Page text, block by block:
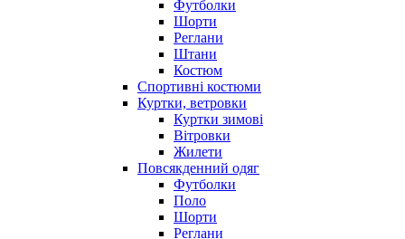
Футболки
Шорти
Реглани
Штани
Костюм
Спортивні костюми
Куртки, ветровки
Куртки зимові
Вітровки
Жилети
Повсякденний одяг
Футболки
Поло
Шорти
Реглани